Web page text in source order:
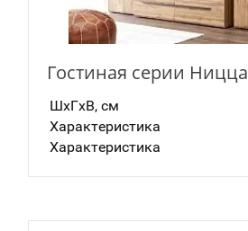
Гостиная серии Ницца
ШxГxВ, см
Характеристика
Характеристика